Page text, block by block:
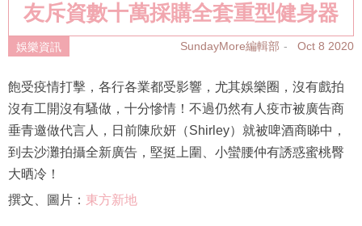
友斥資數十萬採購全套重型健身器
娛樂資訊 SundayMore編輯部 Oct 8 2020
飽受疫情打擊，各行各業都受影響，尤其娛樂圈，沒有戲拍
沒有工開沒有騷做，十分慘情！不過仍然有人疫市被廣告商
垂青邀做代言人，日前陳欣妍（Shirley）就被啤酒商睇中，
到去沙灘拍攝全新廣告，堅挺上圍、小蠻腰仲有誘惑蜜桃臀
大晒冷！
撰文、圖片： 東方新地